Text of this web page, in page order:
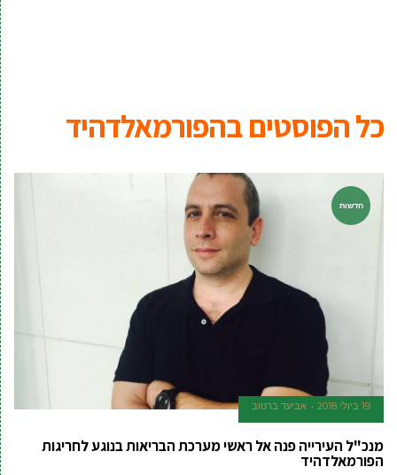
כל הפוסטים בהפורמאלדהיד
חדשות
19 ביולי 2018 אביעד ברטוב
מנכ"ל העירייה פנה אל ראשי מערכת הבריאות בנוגע לחריגות
הפורמאלדהיד